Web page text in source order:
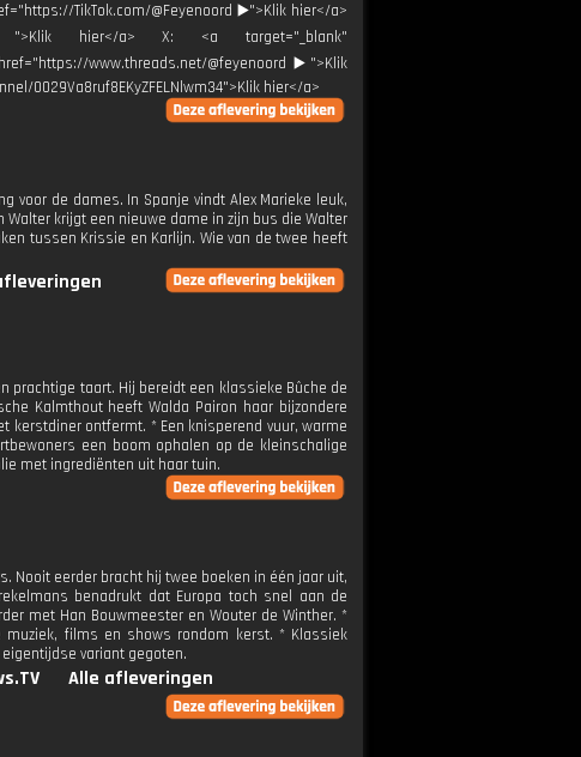
TikTok.com/@Feyenoord ▶️">Klik hier</a>
▶️">Klik hier</a> X: <a target="_blank"
www.threads.net/@feyenoord ▶️">Klik
0029Va8ruf8EKyZFELNlwm34">Klik hier</a>
voor de dames. In Spanje vindt Alex Marieke leuk,
krijgt een nieuwe dame in zijn bus die Walter
tussen Krissie en Karlijn. Wie van de twee heeft
prachtige taart. Hij bereidt een klassieke Bûche de
Kalmthout heeft Walda Pairon haar bijzondere
kerstdiner ontfermt. * Een knisperend vuur, warme
een boom ophalen op de kleinschalige
met ingrediënten uit haar tuin.
Nooit eerder bracht hij twee boeken in één jaar uit,
benadrukt dat Europa toch snel aan de
met Han Bouwmeester en Wouter de Winther. *
muziek, films en shows rondom kerst. * Klassiek
variant gegoten.
Alle afleveringen